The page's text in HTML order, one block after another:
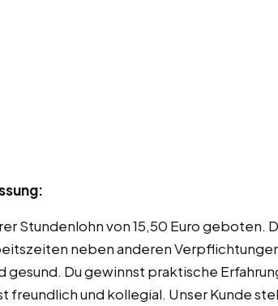
Stundenlohn von 15,50 Euro geboten.
neben anderen
gesund. Du gewinnst praktische
freundlich und kollegial. Unser Kunde